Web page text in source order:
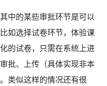
中的某些审批环节是可以
如选择试卷环节，体验课
的试卷，只需在系统上进
批、上传（具体实现非本
类似这样的情况还有很